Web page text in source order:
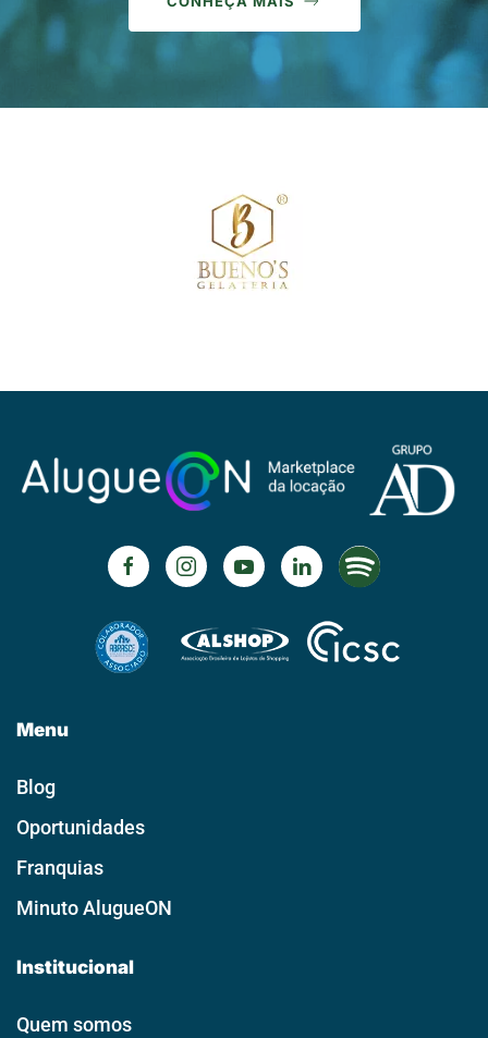
Menu
Blog
Oportunidades
Franquias
Minuto AlugueON
Institucional
Quem somos